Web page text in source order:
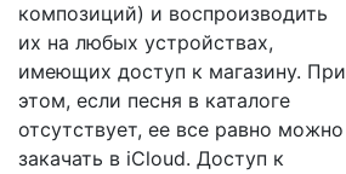
композиций) и воспроизводить
их на любых устройствах,
имеющих доступ к магазину. При
этом, если песня в каталоге
отсутствует, ее все равно можно
закачать в iCloud. Доступ к